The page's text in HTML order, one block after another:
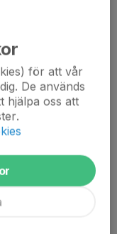
kläder. Kom
på något av
för att vår
De används
hjälpa oss att